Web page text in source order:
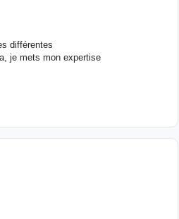
différentes
je mets mon expertise